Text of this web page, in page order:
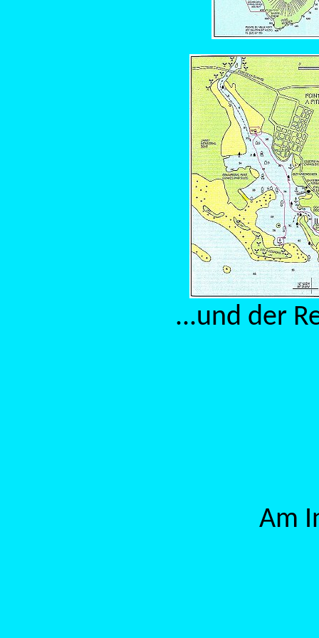
...und der
Am